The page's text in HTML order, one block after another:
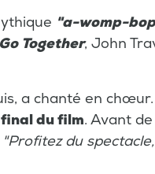
"a-womp-
Together, John
a chanté en
du film. Avant
"Profitez du